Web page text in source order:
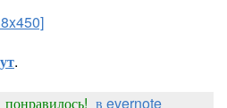
.
понравилось! в evernote